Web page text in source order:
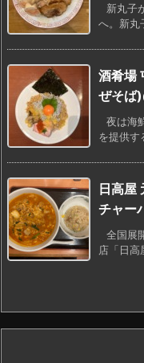
新丸子
へ。新丸
酒肴場
ぜそば
夜は海
を提供す
日高屋
チャー
全国展
店「日高